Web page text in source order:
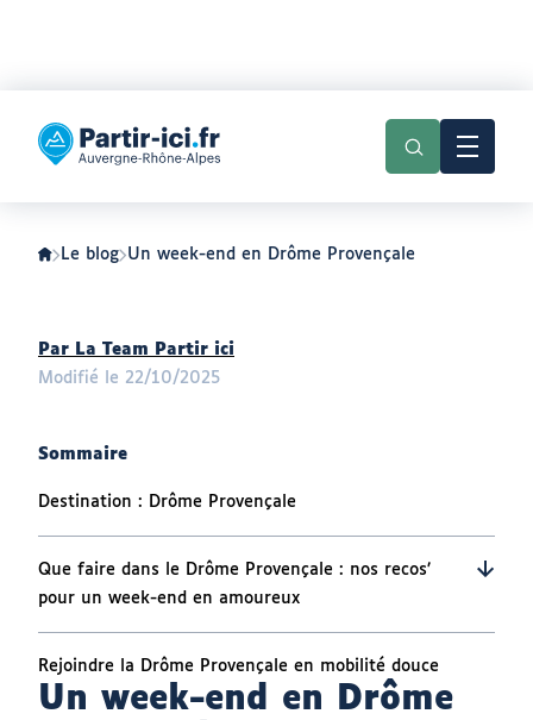
menu
contenu
Partir
ici
Auvergne-
Rhône-
Le blog Un week-end en Drôme Provençale
Auteur
:
Par La Team Partir ici
Modifié le 22/10/2025
Sommaire
Destination : Drôme Provençale
Que faire dans le Drôme Provençale : nos recos’
pour un week-end en amoureux
Rejoindre la Drôme Provençale en mobilité douce
Un week-end en Drôme